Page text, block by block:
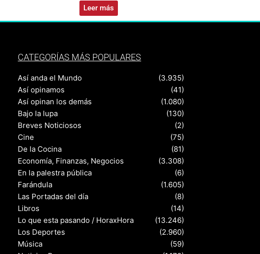
Leer más
CATEGORÍAS MÁS POPULARES
Así anda el Mundo
(3.935)
Así opinamos
(41)
Así opinan los demás
(1.080)
Bajo la lupa
(130)
Breves Noticiosos
(2)
Cine
(75)
De la Cocina
(81)
Economía, Finanzas, Negocios
(3.308)
En la palestra pública
(6)
Farándula
(1.605)
Las Portadas del día
(8)
Libros
(14)
Lo que esta pasando / HoraxHora
(13.246)
Los Deportes
(2.960)
Música
(59)